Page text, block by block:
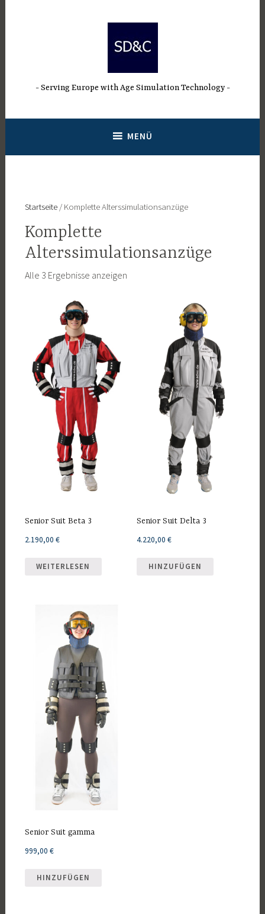
Serving Europe with Age Simulation Technology
MENÜ
Startseite/ Komplette Alterssimulationsanzüge
Komplette
Alterssimulationsanzüge
Alle 3 Ergebnisse anzeigen
Senior Suit Beta 3
2.190,00 €
WEITERLESEN
Senior Suit Delta 3
4.220,00€
HINZUFÜGEN
Senior Suit gamma
999,00 €
HINZUFÜGEN